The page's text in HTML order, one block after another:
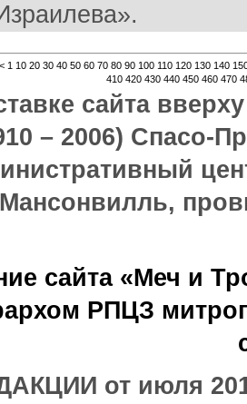
1 10 20 30 40 50 60 70 80 90 100 110 120 130 140
410 420 430 440 450 460 470
сайта
– 2006) Спасо-
сайта «Меч и
РПЦЗ
от июля